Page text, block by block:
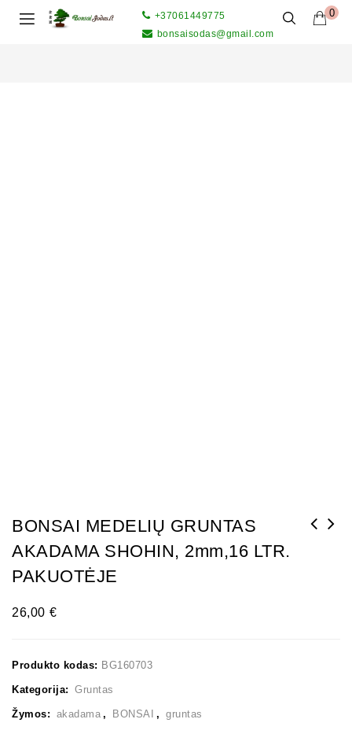
0
+37061449775
bonsaisodas@gmail.com
BONSAI MEDELIŲ GRUNTAS
AKADAMA SHOHIN, 2mm,16 LTR.
PAKUOTĖJE
26,00 €
Produkto kodas: BG160703
Kategorija: Gruntas
Žymos: akadama , BONSAI , gruntas